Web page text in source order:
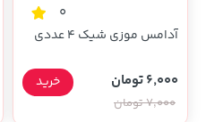
0
آدامس موزی شیک 4 عددی
6,000 تومان
7,000 تومان
خرید